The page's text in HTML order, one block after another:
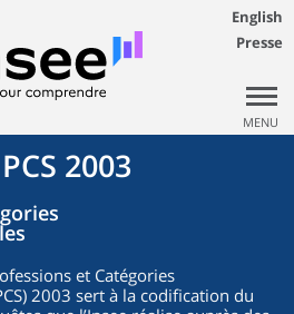
English
Presse
MENU
2003
et Catégories
2003 sert à la codification du